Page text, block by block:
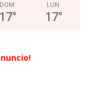
DOM
17°
LUN
17°